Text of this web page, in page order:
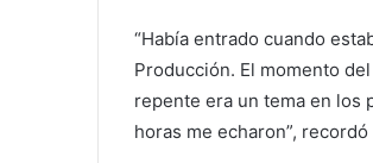
“Había entrado cuando
Producción. El momento
repente era un tema en los
horas me echaron”, recordó